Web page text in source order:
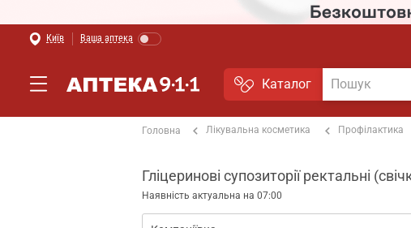
Київ Ваша аптека
Каталог
Головна Лікувальна косметика Профілактика
Гліцеринові супозиторії ректальні
Наявність актуальна на 07:00